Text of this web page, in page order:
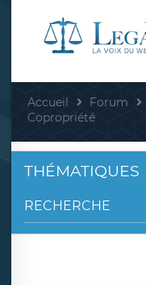
Accueil Forum
Copropriété
THÉMATIQUES